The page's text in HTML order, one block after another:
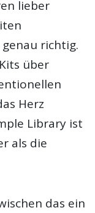
lieber
richtig.
über
Herz
Library ist
als die
das ein